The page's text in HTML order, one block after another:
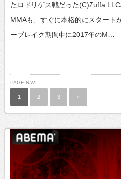
たロドリゲス戦だった(C)Zuffa
MMAも、すぐに本格的にスタート
ーブレイク期間中に2017年のM…
PAGE NAVI
1 2 3 »